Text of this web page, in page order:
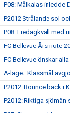
P08: Målkalas inledde
P2012 Strålande sol
P08: Fredagkväll med
FC Bellevue Årsmöte
FC Bellevue önskar
A-laget: Klassmål
P2012: Bounce back i
P2012: Riktiga sjömän